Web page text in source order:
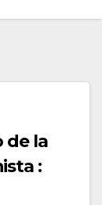
de la
: